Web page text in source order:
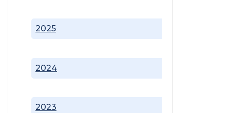
2023
2024
2025